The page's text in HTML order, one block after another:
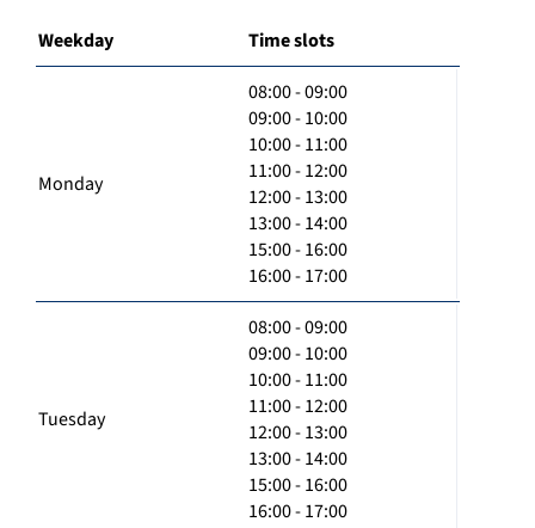
Weekday Time slots
Monday
08:00 - 09:00
09:00 - 10:00
10:00 - 11:00
11:00 - 12:00
12:00 - 13:00
13:00 - 14:00
15:00 - 16:00
16:00 - 17:00
Tuesday
08:00 - 09:00
09:00 - 10:00
10:00 - 11:00
11:00 - 12:00
12:00 - 13:00
13:00 - 14:00
15:00 - 16:00
16:00 - 17:00